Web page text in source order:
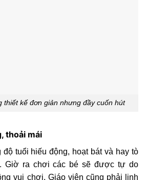
thiết kế đơn giản nhưng đầy cuốn hút
thoải mái
tuổi hiếu động, hoạt bát và hay tò
Giờ ra chơi các bé sẽ được tự do
vui chơi. Giáo viên cũng phải linh